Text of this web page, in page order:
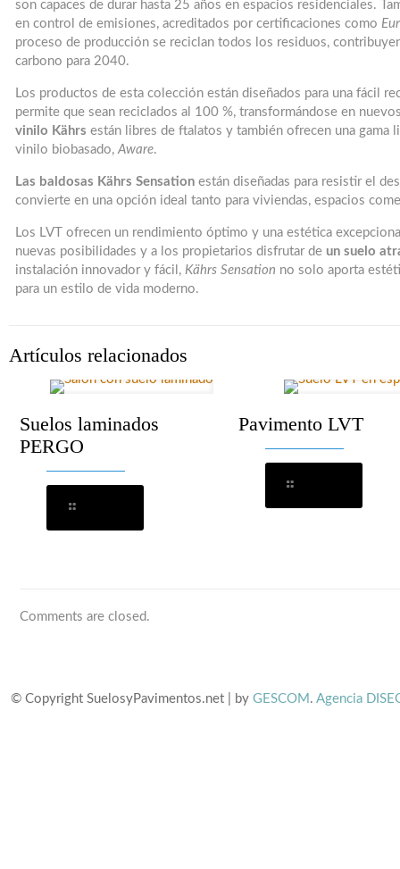
son capaces de durar hasta 25 años en espacios residenciales.
en control de emisiones, acreditados por certificaciones como
proceso de producción se reciclan todos los residuos,
carbono para 2040.
Los productos de esta colección están diseñados para una fácil
permite que sean reciclados al 100 %, transformándose en
vinilo Kährs están libres de ftalatos y también ofrecen una gama
vinilo biobasado,Aware.
Las baldosas Kährs Sensation están diseñadas para resistir el
convierte en una opción ideal tanto para viviendas, espacios
Los LVT ofrecen un rendimiento óptimo y una estética
nuevas posibilidades y a los propietarios disfrutar de un suelo
instalación innovador y fácil, Kährs Sensation no solo aporta
para un estilo de vida moderno.
Artículos relacionados
Suelos laminados
PERGO
Pavimento LVT
Comments are closed.
© Copyright SuelosyPavimentos.net | by GESCOM . Agencia